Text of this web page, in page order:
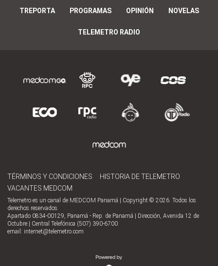
TREPORTA PROGRAMAS OPINIÓN NOVELAS
TELEMETRO RADIO
TÉRMINOS Y CONDICIONES
HISTORIA DE TELEMETRO
VACANTES MEDCOM
Telemetro es un canal de MEDCOM Panamá | Copyright © 2026. Todos los
derechos reservados.
Apartado 0834-00129, Panamá - Rep. de Panamá | Dirección, Avenida 12 de
Octubre | Central Telefónica (507) 390-6700
email: internet@telemetro.com